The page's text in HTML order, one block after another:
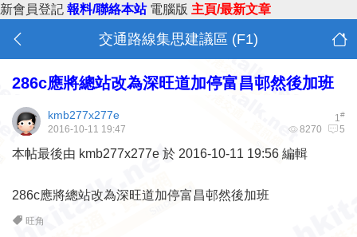
新會員登記 報料/聯絡本站 電腦版 主頁/最新文章
交通路線集思建議區 (F1)
286c應將總站改為深旺道加停富昌邨然後加班
1#
kmb277x277e
8270 5
2016-10-11 19:47
本帖最後由 kmb277x277e 於 2016-10-11 19:56 編輯
286c應將總站改為深旺道加停富昌邨然後加班
旺角